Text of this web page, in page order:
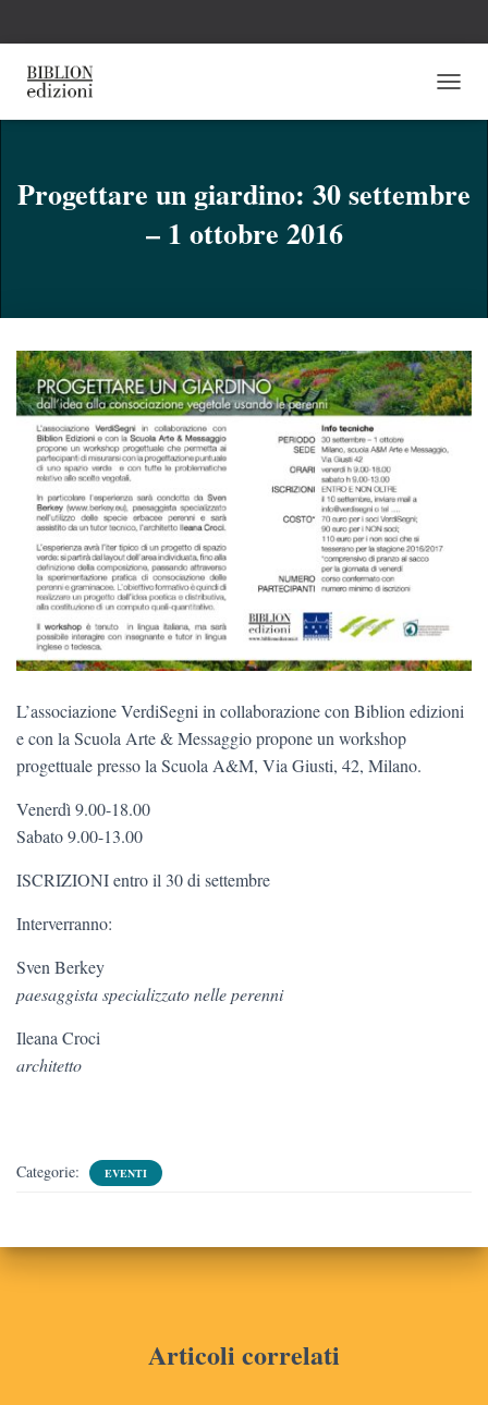
A
A
G
G
L
Progettare un giardino: 30 settembre
– 1 ottobre 2016
L’associazione VerdiSegni in collaborazione con Biblion edizioni
e con la Scuola Arte & Messaggio propone un workshop
progettuale presso la Scuola A&M, Via Giusti, 42, Milano.
Venerdì 9.00-18.00
Sabato 9.00-13.00
ISCRIZIONI entro il 30 di settembre
Interverranno:
Sven Berkey
paesaggista specializzato nelle perenni
Ileana Croci
architetto
Categorie: EVENTI
Articoli correlati